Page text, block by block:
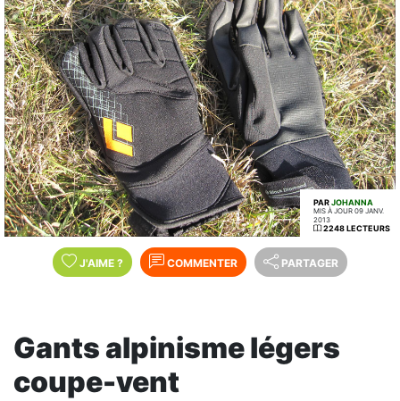
PARJOHANNA
MIS À JOUR 09 JANV.
2013
2248 LECTEURS
J'AIME ? COMMENTER PARTAGER
Gants alpinisme légers
coupe-vent